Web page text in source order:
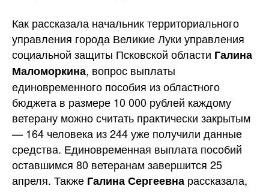
Как рассказала начальник территориального
управления города Великие Луки управления
социальной защиты Псковской области Галина
Маломоркина, вопрос выплаты
единовременного пособия из областного
бюджета в размере 10 000 рублей каждому
ветерану можно считать практически закрытым
— 164 человека из 244 уже получили данные
средства. Единовременная выплата пособий
оставшимся 80 ветеранам завершится 25
апреля. Также Галина Сергеевна рассказала,